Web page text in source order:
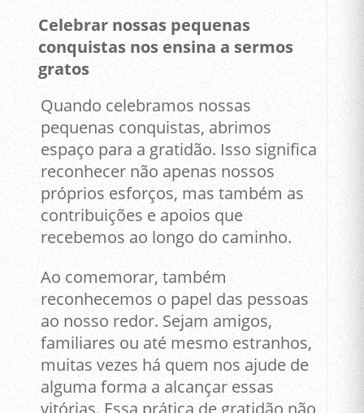
Celebrar nossas pequenas
conquistas nos ensina a sermos
gratos
Quando celebramos nossas
pequenas conquistas, abrimos
espaço para a gratidão. Isso significa
reconhecer não apenas nossos
próprios esforços, mas também as
contribuições e apoios que
recebemos ao longo do caminho.
Ao comemorar, também
reconhecemos o papel das pessoas
ao nosso redor. Sejam amigos,
familiares ou até mesmo estranhos,
muitas vezes há quem nos ajude de
alguma forma a alcançar essas